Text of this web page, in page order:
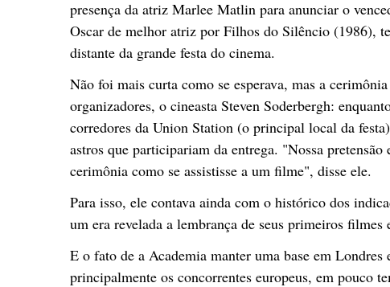
presença da atriz Marlee Matlin para anunciar o
Oscar de melhor atriz por Filhos do Silêncio (1986),
distante da grande festa do cinema.
Não foi mais curta como se esperava, mas a
organizadores, o cineasta Steven Soderbergh:
corredores da Union Station (o principal local da
astros que participariam da entrega. "Nossa pretensão
cerimônia como se assistisse a um filme", disse ele.
Para isso, ele contava ainda com o histórico dos
um era revelada a lembrança de seus primeiros
E o fato de a Academia manter uma base em
principalmente os concorrentes europeus, em pouco